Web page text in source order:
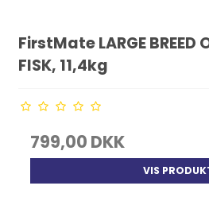
FirstMate LARGE BREED
FISK, 11,4kg
799,00 DKK
VIS